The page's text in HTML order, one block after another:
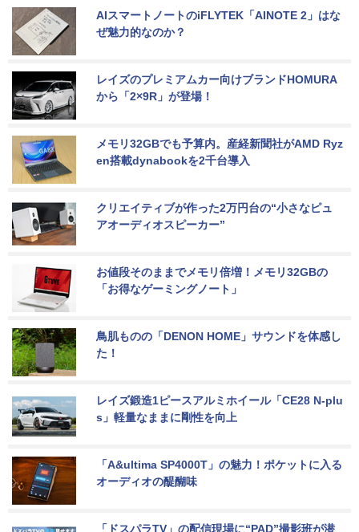
AIスマートノートのiFLYTEK「AINOTE 2」はな
ぜ魅力的なのか？
レイズのプレミアムカー向けブランドHOMURA
から「2×9R」が登場！
メモリ32GBでも予算内。産経新聞社がAMD Ryz
en搭載dynabookを2千台導入
クリエイティブが作った2万円台の“小さなピュ
アオーディオスピーカー”
お値段そのままでメモリ倍増！メモリ32GBの
「お得なゲーミングノート」
鳥肌ものの「DENON HOME」サウンドを体感し
た！
レイズ鍛造1ピースアルミホイール「CE28 N-plu
s」軽量なままに剛性を向上
「A&ultima SP4000T」の魅力！ポケットに入る
オーディオの醍醐味
「ドスパラTV」の配信現場に“PAD”撮影班が潜